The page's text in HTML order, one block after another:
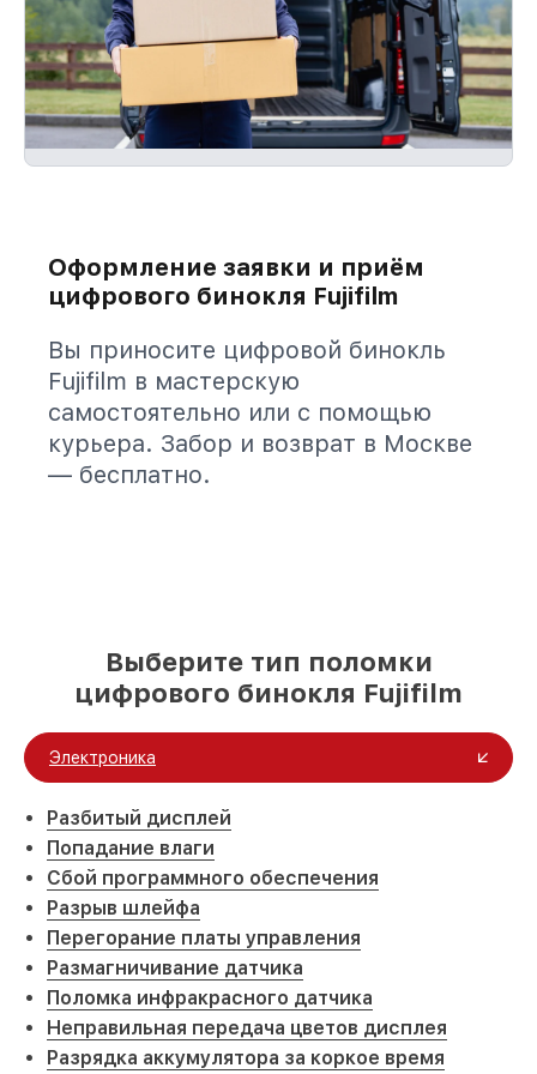
Оформление заявки и приём
цифрового бинокля Fujifilm
Вы приносите цифровой бинокль
Fujifilm в мастерскую
самостоятельно или с помощью
курьера. Забор и возврат в Москве
— бесплатно.
Выберите тип поломки
цифрового бинокля Fujifilm
Электроника
Разбитый дисплей
Попадание влаги
Сбой программного обеспечения
Разрыв шлейфа
Перегорание платы управления
Размагничивание датчика
Поломка инфракрасного датчика
Неправильная передача цветов дисплея
Разрядка аккумулятора за коркое время